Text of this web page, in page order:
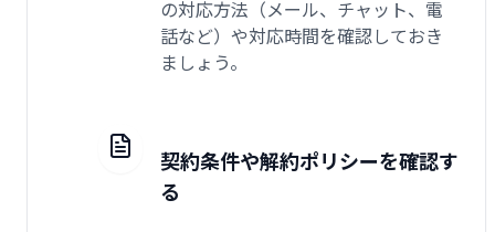
の対応方法（メール、チャット、電
話など）や対応時間を確認しておき
ましょう。
契約条件や解約ポリシーを確認す
る